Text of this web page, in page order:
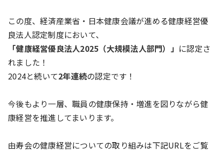
この度、経済産業省・日本健康会議が進める健康経営優
良法人認定制度において、
「健康経営優良法人2025（大規模法人部門）」 に認定さ
れました！
2024と続いて2年連続の認定です！
今後もより一層、職員の健康保持・増進を図りながら健
康経営を推進してまいります。
由寿会の健康経営についての取り組みは下記URLをご覧